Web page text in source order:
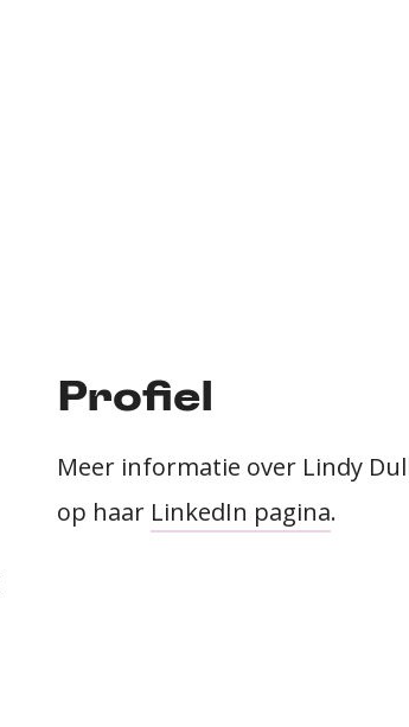
Profiel
Meer informatie over Lindy
op haar LinkedIn pagina.